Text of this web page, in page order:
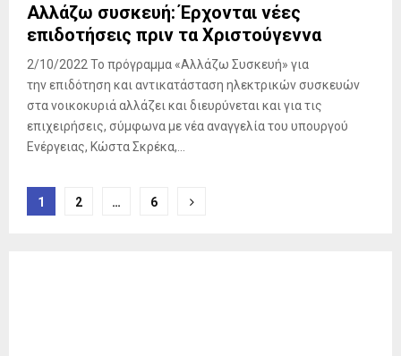
Αλλάζω συσκευή: Έρχονται νέες
επιδοτήσεις πριν τα Χριστούγεννα
2/10/2022 Το πρόγραμμα «Αλλάζω Συσκευή» για
την επιδότηση και αντικατάσταση ηλεκτρικών συσκευών
στα νοικοκυριά αλλάζει και διευρύνεται και για τις
επιχειρήσεις, σύμφωνα με νέα αναγγελία του υπουργού
Ενέργειας, Κώστα Σκρέκα,...
Σελιδοποίηση
1 2 … 6